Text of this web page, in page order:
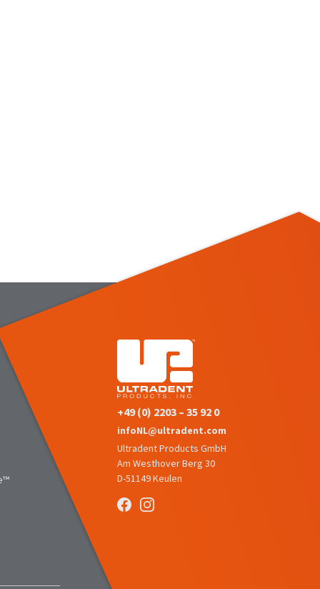
+49 (0) 2203 – 35 92 0
infoNL@ultradent.com
Ultradent Products GmbH
Am Westhover Berg 30
D-51149 Keulen